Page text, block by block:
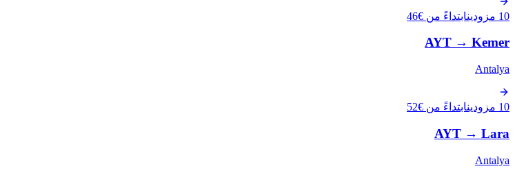
10 مزودين ابتداءً من €46
AYT → Kemer
Antalya
10 مزودين ابتداءً من €52
AYT → Lara
Antalya